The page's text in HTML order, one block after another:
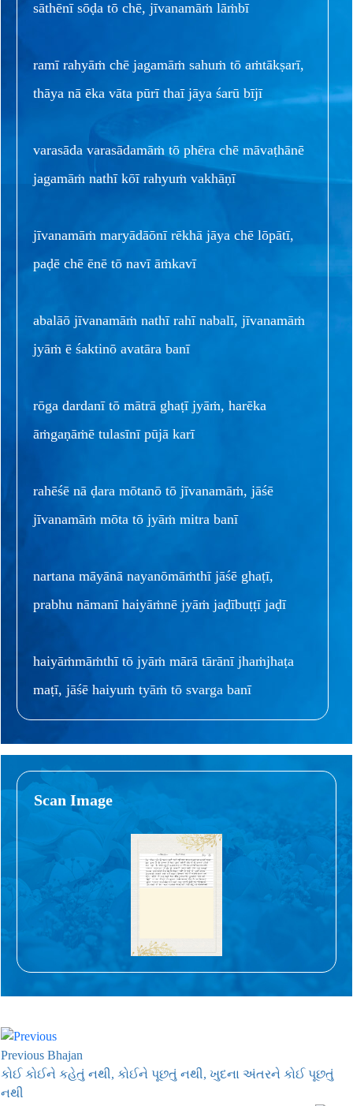
sāthēnī sōḍa tō chē, jīvanamāṁ lāṁbī
ramī rahyāṁ chē jagamāṁ sahuṁ tō aṁtākṣarī,
thāya nā ēka vāta pūrī thaī jāya śarū bījī
varasāda varasādamāṁ tō phēra chē māvaṭhānē
jagamāṁ nathī kōī rahyuṁ vakhāṇī
jīvanamāṁ maryādāōnī rēkhā jāya chē lōpātī,
paḍē chē ēnē tō navī āṁkavī
abalāō jīvanamāṁ nathī rahī nabalī, jīvanamāṁ
jyāṁ ē śaktinō avatāra banī
rōga dardanī tō mātrā ghaṭī jyāṁ, harēka
āṁgaṇāṁē tulasīnī pūjā karī
rahēśē nā ḍara mōtanō tō jīvanamāṁ, jāśē
jīvanamāṁ mōta tō jyāṁ mitra banī
nartana māyānā nayanōmāṁthī jāśē ghaṭī,
prabhu nāmanī haiyāṁnē jyāṁ jaḍībuṭṭī jaḍī
haiyāṁmāṁthī tō jyāṁ mārā tārānī jhaṁjhaṭa
maṭī, jāśē haiyuṁ tyāṁ tō svarga banī
Scan Image
Previous Bhajan
કોઈ કોઈને કહેતું નથી, કોઈને પૂછતું નથી, ખુદના અંતરને કોઈ પૂછતું
નથી